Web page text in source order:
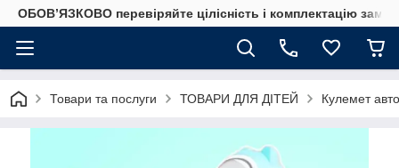
ОБОВ’ЯЗКОВО перевіряйте цілісність і комплектацію
Товари та послуги ТОВАРИ ДЛЯ ДІТЕЙ Кулемет